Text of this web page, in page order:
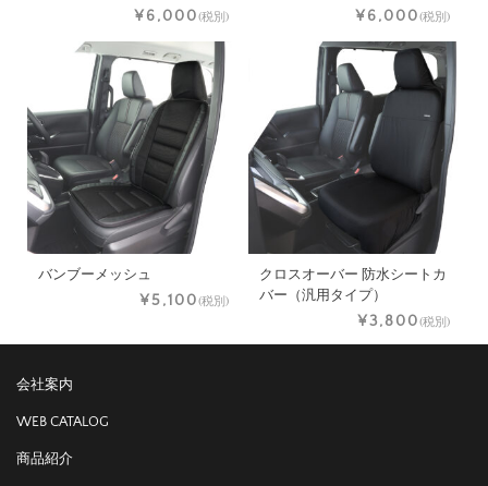
¥6,000(税別) ¥6,000(税別)
バンブーメッシュ
¥5,100(税別)
クロスオーバー 防水シートカ
バー（汎用タイプ）
¥3,800(税別)
会社案内
WEB CATALOG
商品紹介